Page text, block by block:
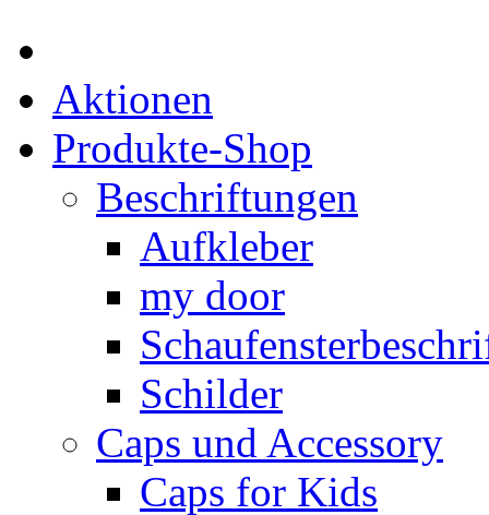
Aktionen
Produkte-Shop
Beschriftungen
Aufkleber
my door
Schilder
Caps und Accessory
Caps for Kids